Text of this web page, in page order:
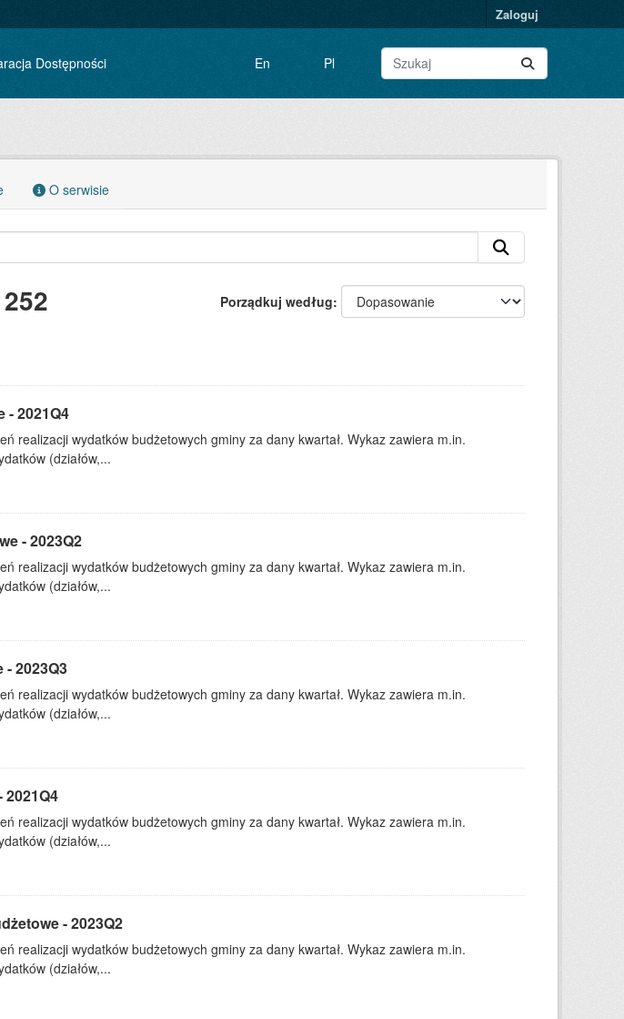
Zaloguj
Dostępności En Pl
O serwisie
Porządkuj według
- 2021Q4
realizacji wydatków budżetowych gminy za dany kwartał. Wykaz zawiera m.in.
(działów,...
- 2023Q2
realizacji wydatków budżetowych gminy za dany kwartał. Wykaz zawiera m.in.
(działów,...
2023Q3
realizacji wydatków budżetowych gminy za dany kwartał. Wykaz zawiera m.in.
(działów,...
realizacji wydatków budżetowych gminy za dany kwartał. Wykaz zawiera m.in.
(działów,...
- 2023Q2
realizacji wydatków budżetowych gminy za dany kwartał. Wykaz zawiera m.in.
(działów,...